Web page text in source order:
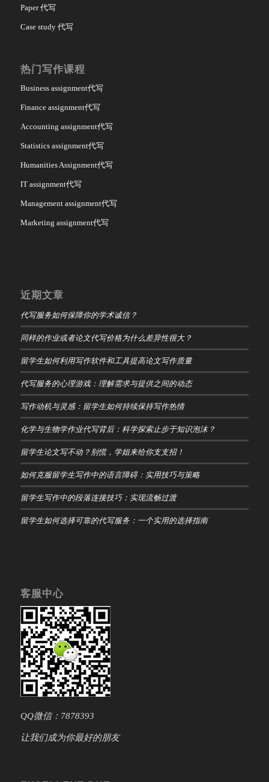
Paper 代写
Case study 代写
热门写作课程
Business assignment代写
Finance assignment代写
Accounting assignment代写
Statistics assignment代写
Humanities Assignment代写
IT assignment代写
Management assignment代写
Marketing assignment代写
近期文章
代写服务如何保障你的学术诚信？
同样的作业或者论文代写价格为什么差异性很大？
留学生如何利用写作软件和工具提高论文写作质量
代写服务的心理游戏：理解需求与提供之间的动态
写作动机与灵感：留学生如何持续保持写作热情
化学与生物学作业代写背后：科学探索止步于知识泡沫？
留学生论文写不动？别慌，学姐来给你支支招！
如何克服留学生写作中的语言障碍：实用技巧与策略
留学生写作中的段落连接技巧：实现流畅过渡
留学生如何选择可靠的代写服务：一个实用的选择指南
客服中心
QQ微信：7878393
让我们成为你最好的朋友